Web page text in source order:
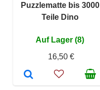
Puzzlematte bis 3000
Teile Dino
Auf Lager (8)
16,50 €